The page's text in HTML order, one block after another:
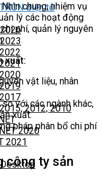
điện tử
2012, 2010
2020
2021
chung, nhiệm vụ
lý các hoạt động
phí, quản lý nguyên
xuất:
vật liệu, nhân
với các ngành khác,
xuất.
pháp phân bổ chi phí
công ty sản